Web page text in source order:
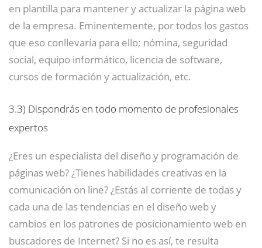
en plantilla para mantener y actualizar la página web
de la empresa. Eminentemente, por todos los gastos
que eso conllevaría para ello; nómina, seguridad
social, equipo informático, licencia de software,
cursos de formación y actualización, etc.
3.3) Dispondrás en todo momento de profesionales
expertos
¿Eres un especialista del diseño y programación de
páginas web? ¿Tienes habilidades creativas en la
comunicación on line? ¿Estás al corriente de todas y
cada una de las tendencias en el diseño web y
cambios en los patrones de posicionamiento web en
buscadores de Internet? Si no es así, te resulta